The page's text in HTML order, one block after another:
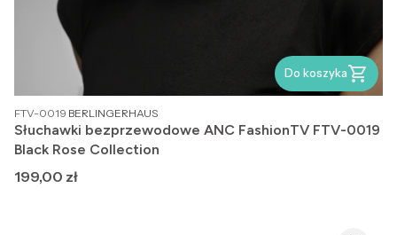
Do koszyka
FTV-0019 PRODUCENT
BERLINGERHAUS
Słuchawki bezprzewodowe ANC FashionTV FTV-0019
Black Rose Collection
Cena
199,00 zł